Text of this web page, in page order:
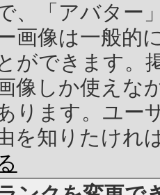
、「アバター
画像は一般的
ができます。
像しか使えな
ります。ユー
を知りたけれ